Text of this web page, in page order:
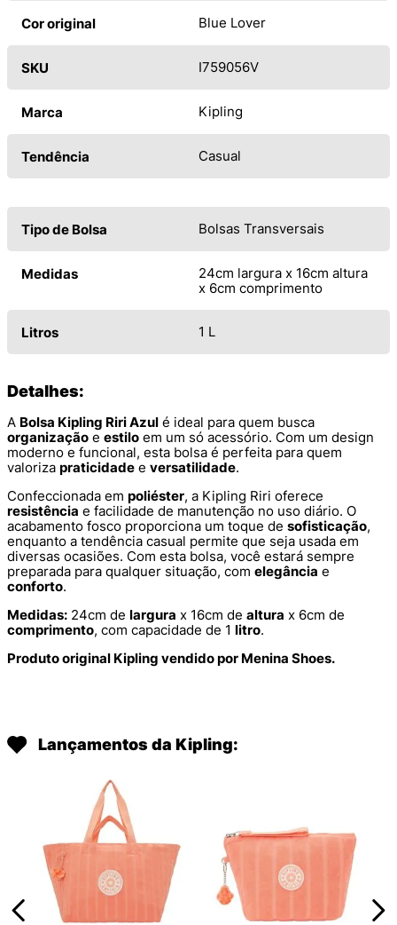
Cor original Blue Lover
SKU I759056V
Marca Kipling
Tendência Casual
Tipo de Bolsa Bolsas Transversais
Medidas
24cm largura x 16cm altura
x 6cm comprimento
Litros 1 L
Detalhes:
A Bolsa Kipling Riri Azul é ideal para quem busca
organização e estilo em um só acessório. Com um design
moderno e funcional, esta bolsa é perfeita para quem
valoriza praticidade e versatilidade.
Confeccionada em poliéster, a Kipling Riri oferece
resistência e facilidade de manutenção no uso diário. O
acabamento fosco proporciona um toque de sofisticação,
enquanto a tendência casual permite que seja usada em
diversas ocasiões. Com esta bolsa, você estará sempre
preparada para qualquer situação, com elegância e
conforto.
Medidas: 24cm de largura x 16cm de altura x 6cm de
comprimento, com capacidade de 1 litro.
Produto original Kipling vendido por Menina Shoes.
Lançamentos da Kipling: